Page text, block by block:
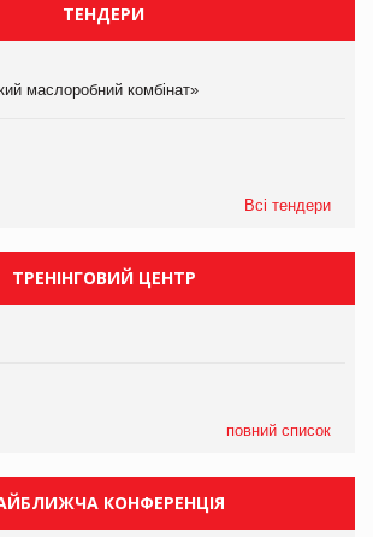
ТЕНДЕРИ
маслоробний комбінат»
Всі тендери
ТРЕНІНГОВИЙ ЦЕНТР
повний список
КОНФЕРЕНЦІЯ